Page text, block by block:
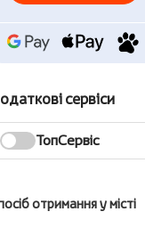
сервіси
ТопСервіс
отримання у місті